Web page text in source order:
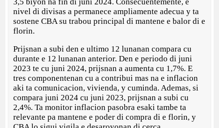
nivel di divisas a permanece ampliamente adecua y ta
sostene CBA su trabou principal di mantene e balor di e
florin.
Prijsnan a subi den e ultimo 12 lunanan compara cu
durante e 12 lunanan anterior. Den e periodo di juni
2023 te cu juni 2024, prijsnan a aumenta cu 1,7%. E
tres componentenan cu a contribui mas na e inflacion
aki ta comunicacion, vivienda, y cuminda. Ademas, si
compara juni 2024 cu juni 2023, prijsnan a subi cu
2,4%. Ta monitor inflacion pasobra esaki tambe ta
relevante pa mantene e poder di compra di e florin, y